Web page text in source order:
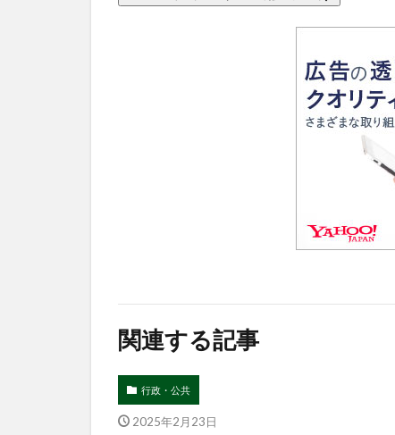
関連する記事
行政・公共
2025年2月23日